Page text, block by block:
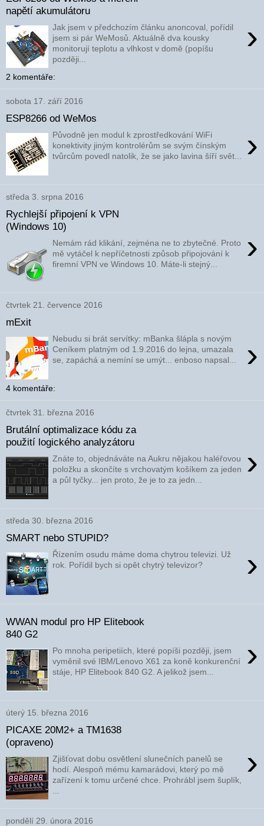
napětí akumulátoru
›
Jak jsem v předchozím článku anoncoval, pořídil
jsem si pár WeMosů. Aktuálně dva kousky
monitorují teplotu a vlhkost v domě (popíšu
později...
2 komentáře:
sobota 17. září 2016
ESP8266 od WeMos
›
Původně jen modul k zprostředkování WiFi
konektivity jiným kontrolérům se svým čínským
tvůrcům povedl natolik, že se jako lavina šíří svět...
středa 3. srpna 2016
Rychlejší připojení k VPN
(Windows 10)
›
Nemám rád klikání, zejména ne to zbytečné. Proto
mě vytáčel k nepříčetnosti způsob připojování k
firemní VPN ve Windows 10. Máte-li stejný...
čtvrtek 21. července 2016
mExit
›
Nebudu si brát servítky: mBanka šlápla s novým
Ceníkem platným od 1.9.2016 do lejna, umazala
se, zapáchá a nemíní se umýt... enboso napsal...
4 komentáře:
čtvrtek 31. března 2016
Brutální optimalizace kódu za
použití logického analyzátoru
›
Znáte to, objednáváte na Aukru nějakou haléřovou
položku a skončíte s vrchovatým košíkem za jeden
a půl tyčky... jen proto, že je to za jedn...
středa 30. března 2016
SMART nebo STUPID?
›
Řízením osudu máme doma chytrou televizi. Už
rok. Pořídil bych si opět chytrý televizor?
WWAN modul pro HP Elitebook
840 G2
›
Po mnoha peripetiích, které popíši později, jsem
vyměnil své IBM/Lenovo X61 za koně konkurenční
stáje, HP Elitebook 840 G2. A jelikož jsem...
úterý 15. března 2016
PICAXE 20M2+ a TM1638
(opraveno)
›
Zjišťovat dobu osvětlení slunečních panelů se
hodí. Alespoň mému kamarádovi, který po mě
zařízení k tomu určené chce. Prohrábl jsem šuplík,
...
pondělí 29. února 2016